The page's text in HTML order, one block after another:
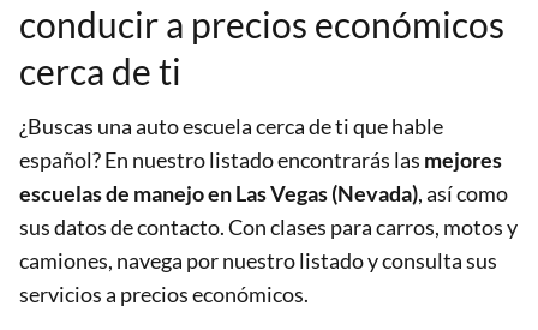
conducir a precios económicos
cerca de ti
¿Buscas una auto escuela cerca de ti que hable
español? En nuestro listado encontrarás las mejores
escuelas de manejo en Las Vegas (Nevada), así como
sus datos de contacto. Con clases para carros, motos y
camiones, navega por nuestro listado y consulta sus
servicios a precios económicos.